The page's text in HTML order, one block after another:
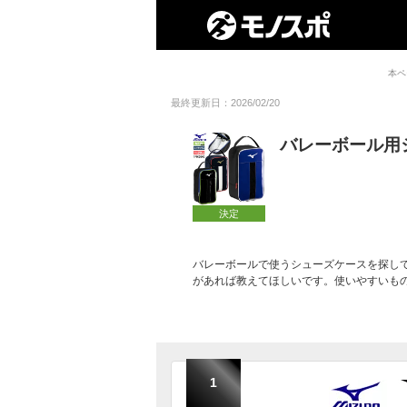
本
最終更新日：2026/02/20
決定
バレーボール用
バレーボールで使うシューズケースを探し
があれば教えてほしいです。使いやすいも
1